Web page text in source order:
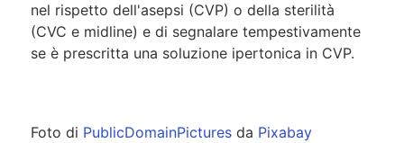
nel rispetto dell'asepsi (CVP) o della sterilità
(CVC e midline) e di segnalare tempestivamente
se è prescritta una soluzione ipertonica in CVP.
Foto di PublicDomainPictures da Pixabay